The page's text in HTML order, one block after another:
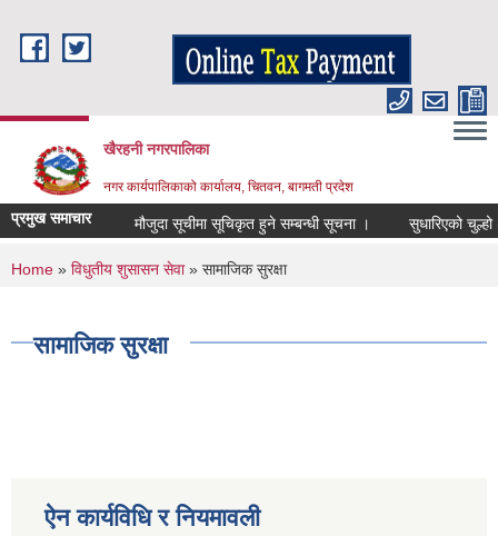
खैरहनी नगरपालिका
नगर कार्यपालिकाको कार्यालय, चितवन, बागमती प्रदेश
प्रमुख समाचार मौजुदा सूचीमा सूचिकृत हुने सम्बन्धी सूचना । सुधारिएको चुल्हो
You are here
Home » विधुतीय शुसासन सेवा» सामाजिक सुरक्षा
सामाजिक सुरक्षा
ऐन कार्यविधि र नियमावली